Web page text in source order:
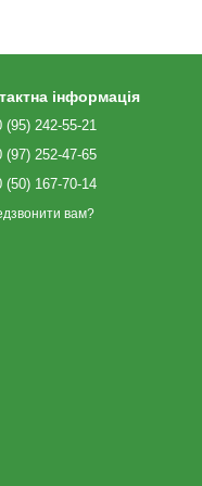
інформація
(95) 242-55-21
(97) 252-47-65
(50) 167-70-14
вам?